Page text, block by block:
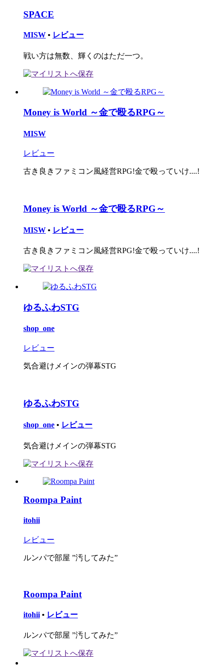
SPACE
MISW • レビュー
戦い方は無数、輝くのはただ一つ。
Money is World ～金で殴るRPG～
MISW
レビュー
古き良きファミコン風経営RPG!金で殴っていけ....!
Money is World ～金で殴るRPG～
MISW • レビュー
古き良きファミコン風経営RPG!金で殴っていけ....!
ゆるふわSTG
shop_one
レビュー
気合避けメインの弾幕STG
ゆるふわSTG
shop_one • レビュー
気合避けメインの弾幕STG
Roompa Paint
itohii
レビュー
ルンパで部屋 ”汚してみた”
Roompa Paint
itohii • レビュー
ルンパで部屋 ”汚してみた”